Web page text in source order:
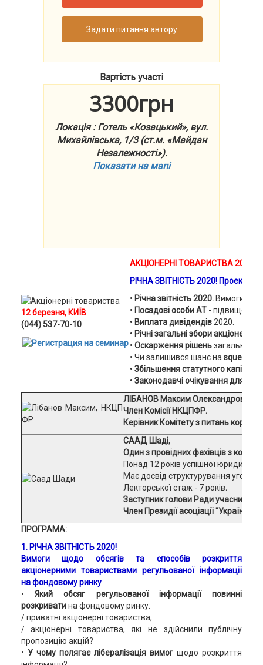
Задати питання автору
Вартість участі
3300грн
Локація : Готель «Козацький», вул.
Михайлівська, 1/3 (ст.м. «Майдан
Незалежності»).
Показати на мапі
12 березня, КИЇВ
(044) 537-70-10
АКЦІОНЕРНІ ТОВАРИСТВА 2020!
РІЧНА ЗВІТНІСТЬ 2020! Проекти
• Річна звітність 2020. Вимоги
• Посадові особи АТ -підвищення
• Виплата дивідендів 2020.
• Річні загальні збори акціонерів
• Оскарження рішеньзагальних
• Чи залишився шанс на squeeze-
• Збільшення статутного капіталу
• Законодавчі очікування для
ЛІБАНОВ Максим Олександрович
ЧленКомісії НКЦПФР.
Керівник Комітету з питань
СААД Шаді,
Один з провідних фахівців з
Понад 12 років успішної
Має досвід структурування угод
Лекторської стаж - 7 років.
Заступник голови Ради учасників
Член Президії асоціації "Українські
ПРОГРАМА:
1. РІЧНА ЗВІТНІСТЬ 2020!
Вимоги щодо обсягів та способів розкриття
акціонерними товариствами регульованої інформації
на фондовому ринку
•Який обсяг регульованої інформації повинні
розкриватина фондовому ринку:
/ приватні акціонерні товариства;
/ акціонерні товариства, які не здійснили публічну
пропозицію акцій?
• У чому полягає лібералізація вимог щодо розкриття